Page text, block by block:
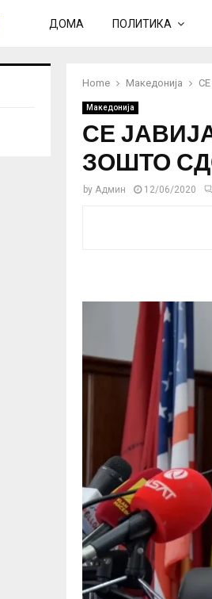
ДОМА ПОЛИТИКА
Home Македонија
Македонија
СЕ
ЗОШТО
by Админ 12/06/2020